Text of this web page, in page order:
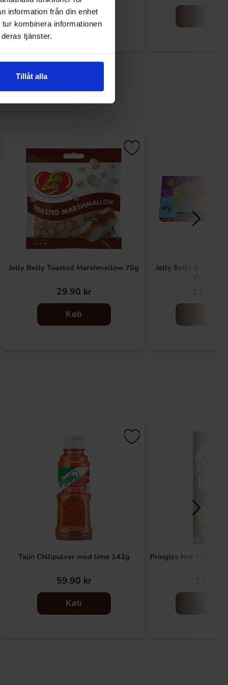
information från din enhet
kombinera informationen
tjänster.
Tillåt alla
Køb
Jelly Belly Toasted Marshmallow 70g
29.90 kr
Køb
Jelly Belly
Tajin Chilipulver med lime 142g
59.90 kr
Køb
Pringles Hot Flamin